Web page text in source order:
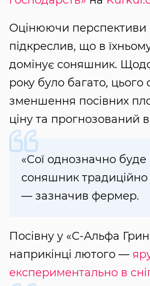
Оцінюючи перспективи
підкреслив, що в
домінує соняшник. Щодо
року було багато, цього
зменшення посівних
ціну та прогнозований
«Сої однозначно
соняшник традиційно
— зазначив фермер.
Посівну у «С-Альфа
наприкінці лютого —
експериментально в